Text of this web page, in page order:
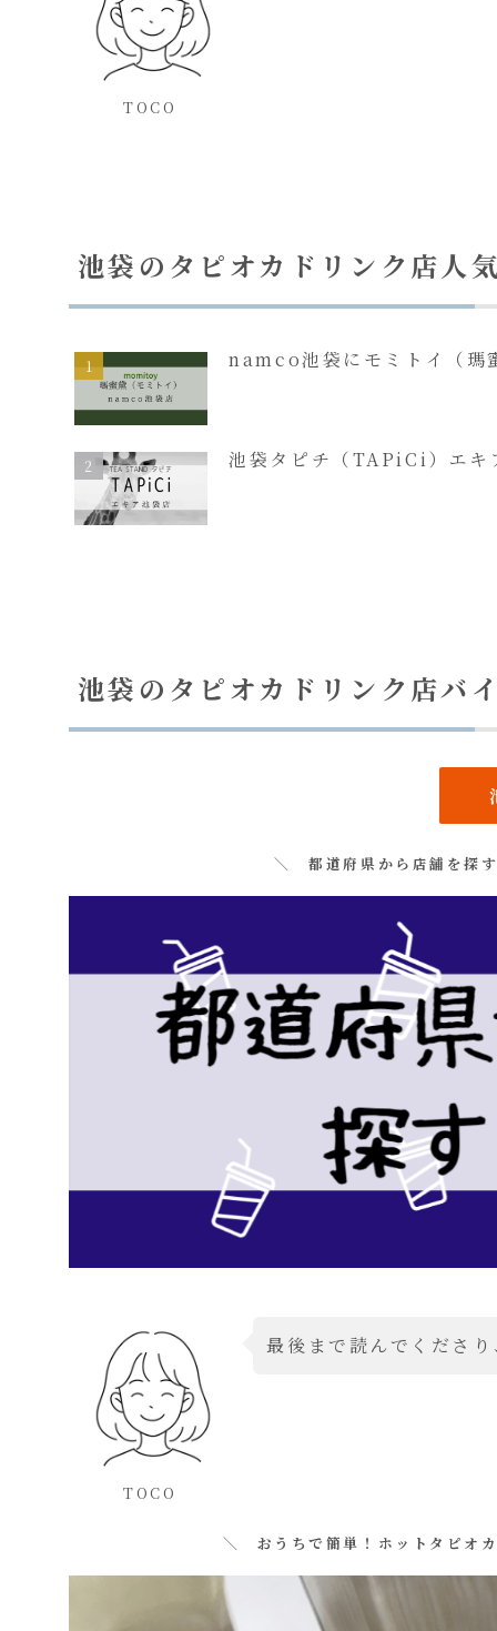
TOCO
池袋のタピオカドリンク店人
namco池袋にモミトイ（瑪
池袋タピチ（TAPiCi）エキ
池袋のタピオカドリンク店バ
＼ 都道府県から店舗を探
TOCO
最後まで読んでくださ
＼ おうちで簡単！ホットタピオ